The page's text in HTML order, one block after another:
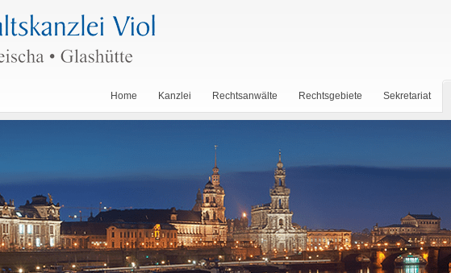
Home Kanzlei Rechtsanwälte Rechtsgebiete Sekretariat